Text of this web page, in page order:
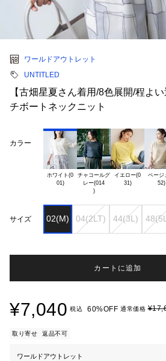
ワールドアウトレット
UNTITLED
【古畑星夏さん着用/8色展開/程よ
チボートネックニット
カラー
ホワイト(0
01)
チャコールグ
レー(014
)
イエロー(0
31)
ベージ
52)
サイズ 02(M) 04(2LT) 44(3L)
カートに追加
¥7,040 税込 60%OFF 通常価格
取り寄せ 返品不可
ワールドアウトレット